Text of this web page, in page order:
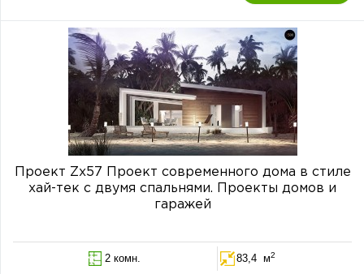
Проект Zx57 Проект современного дома в стиле
хай-тек с двумя спальнями. Проекты домов и
гаражей
2 комн. 83,4 м2